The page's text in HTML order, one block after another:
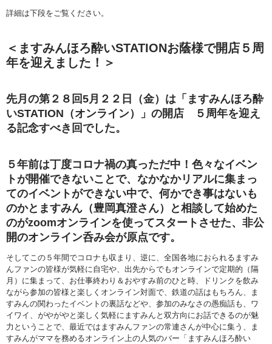
詳細は下段をご覧ください。
＜ますみんほろ酔いSTATIONお蔭様で開店５周
年を迎えました！＞
先月の第２８回5月２２日（金）は「ますみんほろ酔
いSTATION（オンライン）」の開店 ５周年を迎え
る記念すべき回でした。
５年前は丁度コロナ禍の真っただ中！色々なイベン
トが開催できないことで、なかなかリアルに集まっ
てのイベントができない中で、何かでき事はないも
のかとますみん（豊岡真澄さん）と相談して始めた
のがzoomオンラインを使ってスタートさせた、非公
開のオンライン呑み会が原点です。
そしてこの５年間でコロナも収まり、逆に、全国各地におられるますみ
んファンの皆様が気軽に自宅や、出先からでもオンラインで定期的（隔
月）に集まって、お仕事終わり＆おやすみ前のひと時、ドリンクを飲み
ながら参加の皆様と楽しくオンライン対面で、鉄道の話はもちろん、ま
すみんの関わったイベントの裏話などや、参加のみなさの愚痴話も、ワ
イワイ、がやがやと楽しく気軽にますみんと双方向にお話できるのが魅
力ということで、最近ではますみんファンの常連さんが中心に集う、ま
すみんがママを務めるオンライン上の人気のバー「ますみんほろ酔い